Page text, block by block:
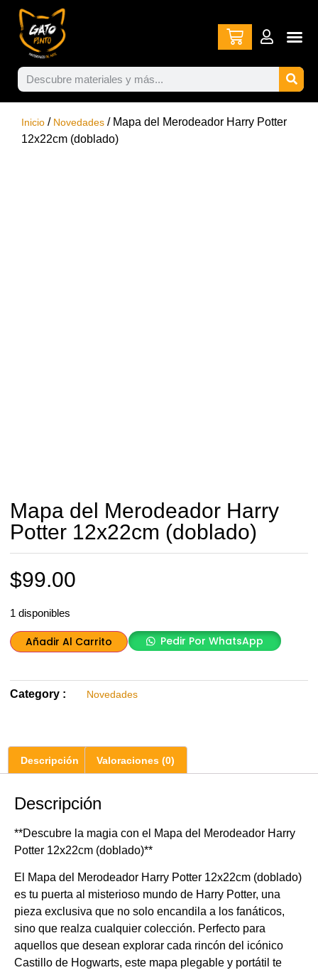
Inicio / Novedades / Mapa del Merodeador Harry Potter
12x22cm (doblado)
Mapa del Merodeador Harry
Potter 12x22cm (doblado)
$99.00
1 disponibles
Añadir Al Carrito Pedir Por WhatsApp
Category : Novedades
Descripción Valoraciones (0)
Descripción
**Descubre la magia con el Mapa del Merodeador Harry
Potter 12x22cm (doblado)**
El Mapa del Merodeador Harry Potter 12x22cm (doblado)
es tu puerta al misterioso mundo de Harry Potter, una
pieza exclusiva que no solo encandila a los fanáticos,
sino que realza cualquier colección. Perfecto para
aquellos que desean explorar cada rincón del icónico
Castillo de Hogwarts, este mapa plegable y portátil te